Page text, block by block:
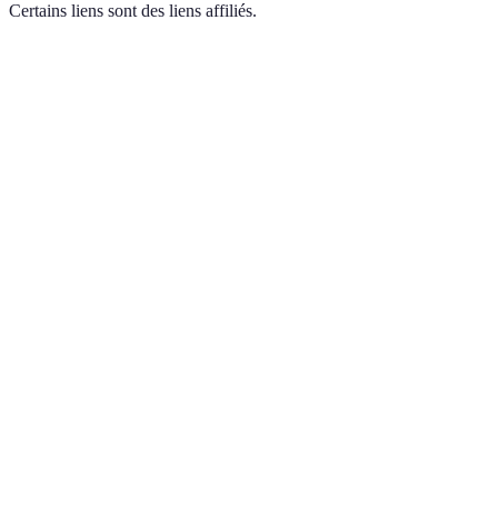
Certains liens sont des liens affiliés.